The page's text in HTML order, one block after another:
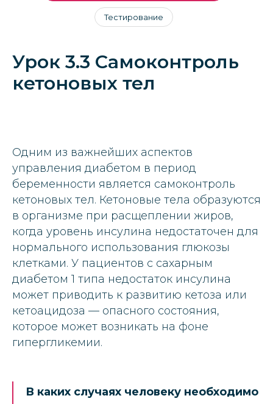
Тестирование
Урок 3.3 Самоконтроль
кетоновых тел
Одним из важнейших аспектов
управления диабетом в период
беременности является самоконтроль
кетоновых тел. Кетоновые тела образуются
в организме при расщеплении жиров,
когда уровень инсулина недостаточен для
нормального использования глюкозы
клетками. У пациентов с сахарным
диабетом 1 типа недостаток инсулина
может приводить к развитию кетоза или
кетоацидоза — опасного состояния,
которое может возникать на фоне
гипергликемии.
В каких случаях человеку необходимо